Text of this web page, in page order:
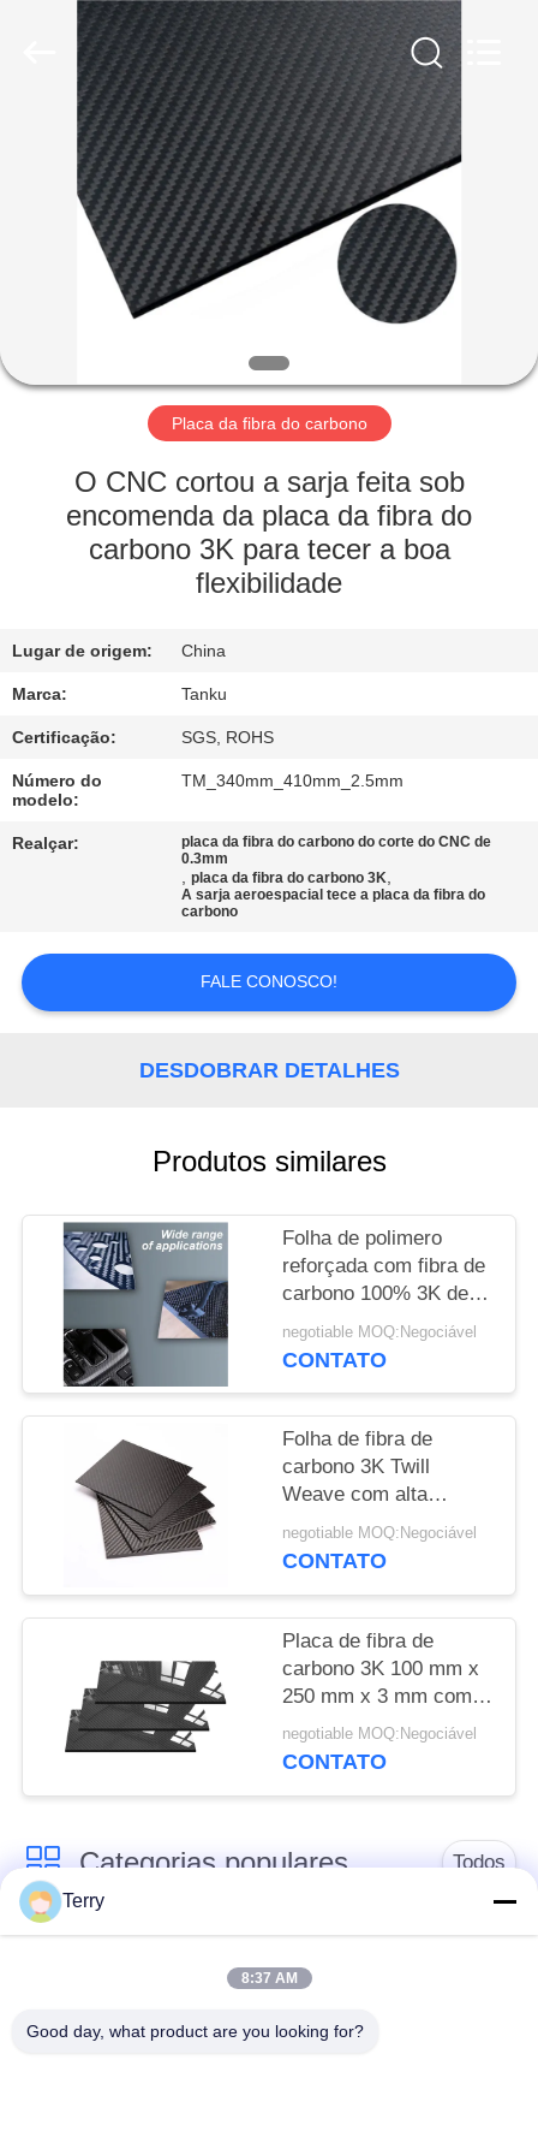
CASA
PRODUTOS
SOBRE
EXCURSÃO
FÁBRICA
CONTROLE
CONTACTE-
NOS
PEÇA
UMAS
MAPA
DO
Placa da fibra do carbono
O CNC cortou a sarja feita sob
encomenda da placa da fibra do
carbono 3K para tecer a boa
flexibilidade
Lugar de origem: China
Marca: Tanku
Certificação: SGS, ROHS
Número do
modelo:
TM_340mm_410mm_2.5mm
Realçar:
placa da fibra do carbono do corte do CNC de
0.3mm
,placa da fibra do carbono 3K,
A sarja aeroespacial tece a placa da fibra do
carbono
FALE CONOSCO!
DESDOBRAR DETALHES
Produtos similares
Folha de polimero
reforçada com fibra de
carbono 100% 3K de
alto desempenho -
Folha de CFRP leve
negotiable MOQ:Negociável
CONTATO
Folha de fibra de
carbono 3K Twill
Weave com alta
superfície brilhante e
resistência à tração de
negotiable MOQ:Negociável
CONTATO
Placa de fibra de
carbono 3K 100 mm x
250 mm x 3 mm com
acabamento brilhante -
Folha de fibra de
negotiable MOQ:Negociável
CONTATO
Categorias populares Todos
Tubo da fibra do
placa da fibra do
carbono
Fibra Pólo
Tubo esbaforido da
Terry
8:37 AM
Good day, what product are you looking for?